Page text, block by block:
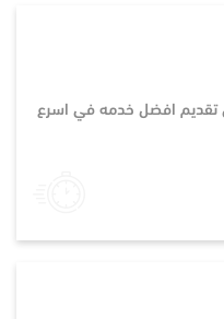
تقديم افضل خدمه في اسرع